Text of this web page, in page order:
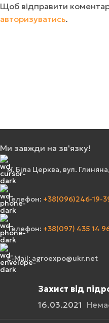
Щоб відправити
авторизуватись.
Ми завжди на зв'язку!
м. Біла Церква, вул.
Телефон: +38(096)246-19-
Телефон: +38(097) 435 14
E-Mail: agroexpo@ukr.net
Захист від
16.03.2021